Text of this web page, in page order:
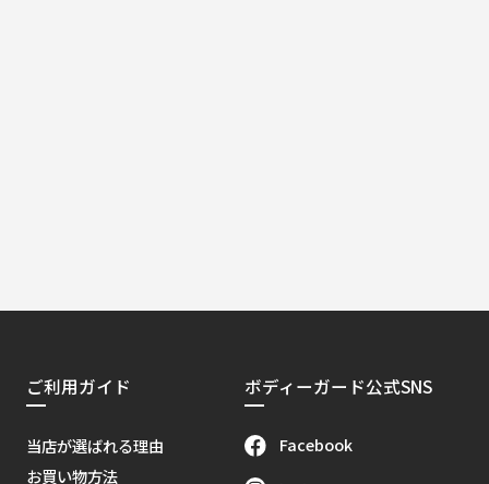
ご利用ガイド
当店が選ばれる理由
お買い物方法
ボディーガード公式SNS
Facebook